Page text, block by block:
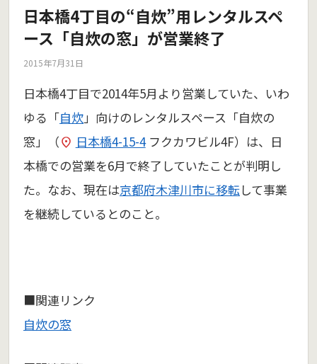
日本橋4丁目の“自炊”用レンタルスペ
ース「自炊の窓」が営業終了
2015年7月31日
日本橋4丁目で2014年5月より営業していた、いわ
ゆる「自炊」向けのレンタルスペース「自炊の
窓」（
日本橋4-15-4フクカワビル4F）は、日
本橋での営業を6月で終了していたことが判明し
た。なお、現在は京都府木津川市に移転して事業
を継続しているとのこと。
■関連リンク
自炊の窓